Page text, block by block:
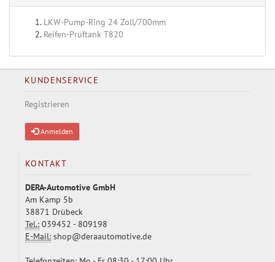
LKW-Pump-Ring 24 Zoll/700mm
Reifen-Prüftank T820
KUNDENSERVICE
Registrieren
Anmelden
KONTAKT
DERA-Automotive GmbH
Am Kamp 5b
38871 Drübeck
Tel.: 039452 - 809198
E-Mail: shop@deraautomotive.de